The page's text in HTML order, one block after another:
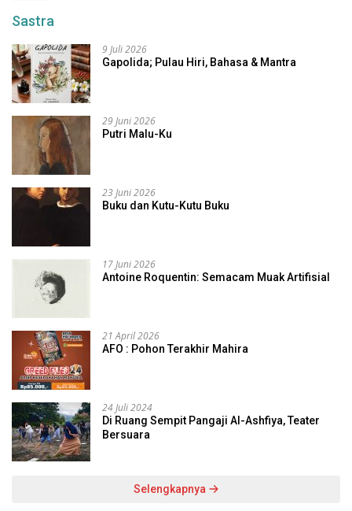
Sastra
9 Juli 2026
Gapolida; Pulau Hiri, Bahasa & Mantra
29 Juni 2026
Putri Malu-Ku
23 Juni 2026
Buku dan Kutu-Kutu Buku
17 Juni 2026
Antoine Roquentin: Semacam Muak Artifisial
21 April 2026
AFO : Pohon Terakhir Mahira
24 Juli 2024
Di Ruang Sempit Pangaji Al-Ashfiya, Teater
Bersuara
Selengkapnya